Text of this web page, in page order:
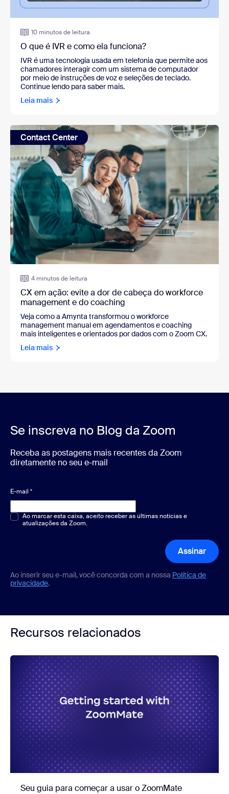
10 minutos de leitura
O que é IVR e como ela funciona?
IVR é uma tecnologia usada em telefonia que permite aos
chamadores interagir com um sistema de computador
por meio de instruções de voz e seleções de teclado.
Continue lendo para saber mais.
Leia mais
Contact Center
4 minutos de leitura
CX em ação: evite a dor de cabeça do workforce
management e do coaching
Veja como a Amynta transformou o workforce
management manual em agendamentos e coaching
mais inteligentes e orientados por dados com o Zoom CX.
Leia mais
Se inscreva no Blog da Zoom
Receba as postagens mais recentes da Zoom
diretamente no seu e-mail
E-mail *
Múltipla escolha ou resposta única*
Ao marcar esta caixa, aceito receber as últimas notícias e
atualizações da Zoom.
Assinar
Ao inserir seu e-mail, você concorda com a nossa Política de
privacidade.
Recursos relacionados
Seu guia para começar a usar o ZoomMate